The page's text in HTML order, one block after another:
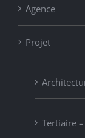
Agence
Projet
Tertiaire